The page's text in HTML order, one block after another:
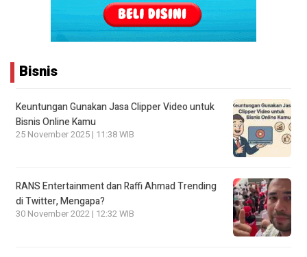
Bisnis
Keuntungan Gunakan Jasa Clipper Video untuk
Bisnis Online Kamu
25 November 2025 | 11:38 WIB
RANS Entertainment dan Raffi Ahmad Trending
di Twitter, Mengapa?
30 November 2022 | 12:32 WIB